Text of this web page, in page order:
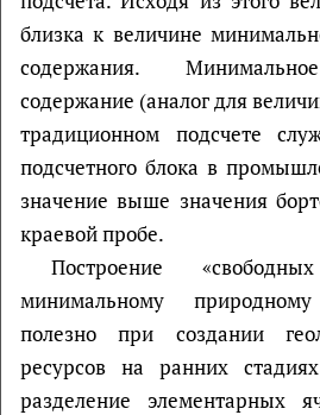
близка к величине
содержания.
содержание (аналог для
традиционном подсчете
подсчетного блока в
значение выше значения
краевой пробе.
Построение
минимальному
полезно при создании
ресурсов на ранних
разделение элементарных